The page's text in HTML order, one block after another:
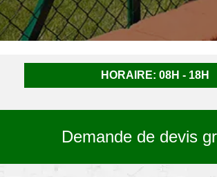
HORAIRE: 08H - 18H
Demande de devis